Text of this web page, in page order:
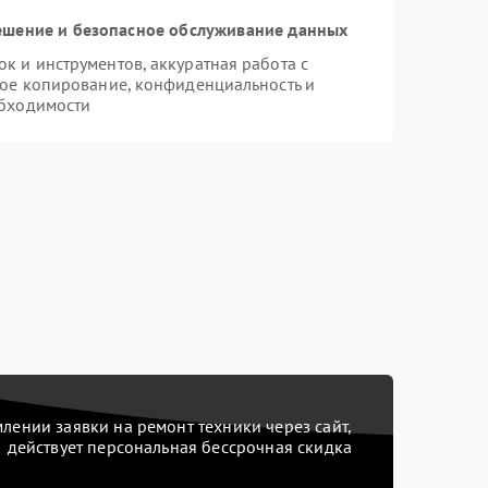
и безопасное обслуживание данных
инструментов, аккуратная работа с
копирование, конфиденциальность и
заявки на ремонт техники через сайт,
действует персональная бессрочная скидка